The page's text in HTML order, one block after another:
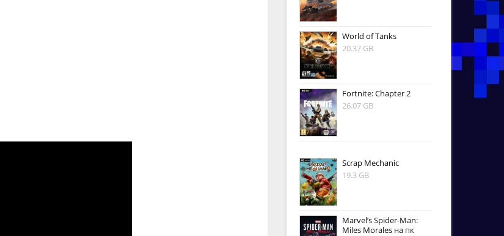
World of Tanks
20.37 GB
Fortnite: Chapter 2
26.07 GB
Scrap Mechanic
19.3 GB
Marvel’s Spider-Man:
Miles Morales на пк